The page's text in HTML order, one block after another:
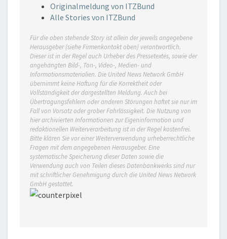
Originalmeldung von ITZBund
Alle Stories von ITZBund
Für die oben stehende Story ist allein der jeweils angegebene
Herausgeber (siehe Firmenkontakt oben) verantwortlich.
Dieser ist in der Regel auch Urheber des Pressetextes, sowie der
angehängten Bild-, Ton-, Video-, Medien- und
Informationsmaterialien. Die United News Network GmbH
übernimmt keine Haftung für die Korrektheit oder
Vollständigkeit der dargestellten Meldung. Auch bei
Übertragungsfehlern oder anderen Störungen haftet sie nur im
Fall von Vorsatz oder grober Fahrlässigkeit. Die Nutzung von
hier archivierten Informationen zur Eigeninformation und
redaktionellen Weiterverarbeitung ist in der Regel kostenfrei.
Bitte klären Sie vor einer Weiterverwendung urheberrechtliche
Fragen mit dem angegebenen Herausgeber. Eine
systematische Speicherung dieser Daten sowie die
Verwendung auch von Teilen dieses Datenbankwerks sind nur
mit schriftlicher Genehmigung durch die United News Network
GmbH gestattet.